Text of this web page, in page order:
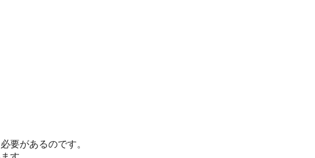
要があるのです。